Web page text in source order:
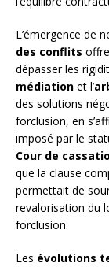
L’émergence de
des conflits
dépasser les
médiation et l’
des solutions
forclusion, en
imposé par le
Cour de
que la clause
permettait de
revalorisation du
forclusion.
Les évolutions